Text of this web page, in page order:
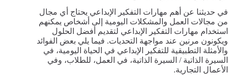
في حديثنا عن أهم مهارات التفكير الإبداعي يحتاج أي مجال
من مجالات العمل والمشكلات اليومية إلى أشخاص يمكنهم
استخدام مهارات التفكير الإبداعي لتقديم أفضل الحلول
ويكونون مرنين عند مواجهة التحديات. فيما يلي بعض الفوائد
والأمثلة التطبيقية للتفكير الإبداعي في الحياة اليومية، في
السيرة الذاتية / السيرة الذاتية، في العمل، للطلاب، وفي
الأعمال التجارية.